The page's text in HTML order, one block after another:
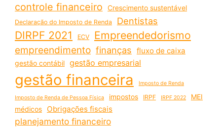
controle financeiro Crescimento sustentável
Declaração do Imposto de Renda Dentistas
DIRPF 2021 ECV Empreendedorismo
empreendimento finanças fluxo de caixa
gestão contábil gestão empresarial
gestão financeira Imposto de Renda
Imposto de Renda de Pessoa Física impostos IRPF IRPF 2022
MEI
médicos
Obrigações fiscais
planejamento financeiro